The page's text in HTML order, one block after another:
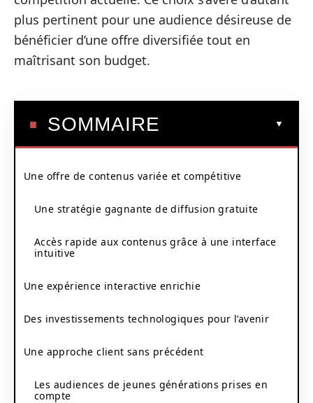
plus pertinent pour une audience désireuse de
bénéficier d’une offre diversifiée tout en
maîtrisant son budget.
SOMMAIRE
Une offre de contenus variée et compétitive
Une stratégie gagnante de diffusion gratuite
Accès rapide aux contenus grâce à une interface
intuitive
Une expérience interactive enrichie
Des investissements technologiques pour l’avenir
Une approche client sans précédent
Les audiences de jeunes générations prises en
compte